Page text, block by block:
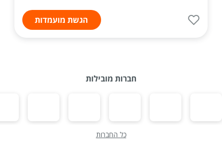
הגשת מועמדות
חברות מובילות
כל החברות